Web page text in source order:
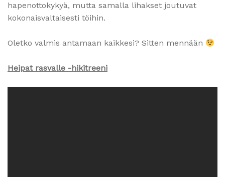
hapenottokykyä, mutta samalla lihakset joutuvat
kokonaisvaltaisesti töihin.
Oletko valmis antamaan kaikkesi? Sitten mennään
Heipat rasvalle -hikitreeni